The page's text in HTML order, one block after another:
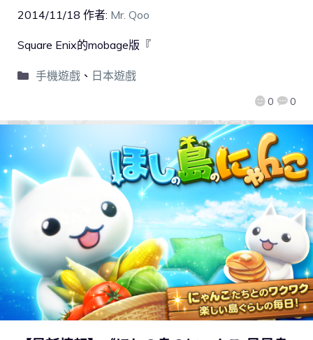
2014/11/18 作者: Mr. Qoo
0 0
Square Enix的mobage版『
手機遊戲、 日本遊戲